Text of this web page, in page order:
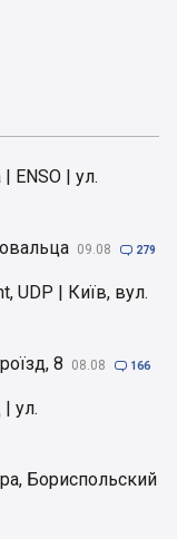
ENSO | ул.
09.08  279
UDP | Київ, вул.
8 08.08  166
ул.
Бориспольский